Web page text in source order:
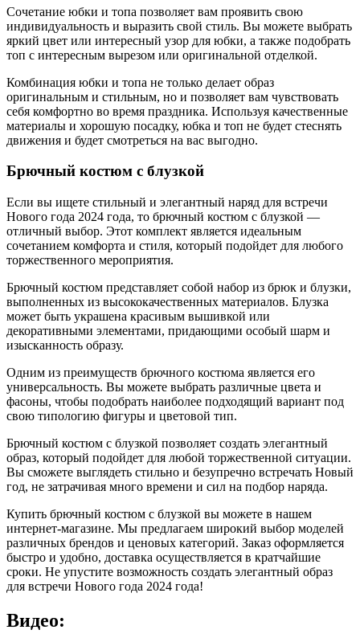
Сочетание юбки и топа позволяет вам проявить свою
индивидуальность и выразить свой стиль. Вы можете выбрать
яркий цвет или интересный узор для юбки, а также подобрать
топ с интересным вырезом или оригинальной отделкой.
Комбинация юбки и топа не только делает образ
оригинальным и стильным, но и позволяет вам чувствовать
себя комфортно во время праздника. Используя качественные
материалы и хорошую посадку, юбка и топ не будет стеснять
движения и будет смотреться на вас выгодно.
Брючный костюм с блузкой
Если вы ищете стильный и элегантный наряд для встречи
Нового года 2024 года, то брючный костюм с блузкой —
отличный выбор. Этот комплект является идеальным
сочетанием комфорта и стиля, который подойдет для любого
торжественного мероприятия.
Брючный костюм представляет собой набор из брюк и блузки,
выполненных из высококачественных материалов. Блузка
может быть украшена красивым вышивкой или
декоративными элементами, придающими особый шарм и
изысканность образу.
Одним из преимуществ брючного костюма является его
универсальность. Вы можете выбрать различные цвета и
фасоны, чтобы подобрать наиболее подходящий вариант под
свою типологию фигуры и цветовой тип.
Брючный костюм с блузкой позволяет создать элегантный
образ, который подойдет для любой торжественной ситуации.
Вы сможете выглядеть стильно и безупречно встречать Новый
год, не затрачивая много времени и сил на подбор наряда.
Купить брючный костюм с блузкой вы можете в нашем
интернет-магазине. Мы предлагаем широкий выбор моделей
различных брендов и ценовых категорий. Заказ оформляется
быстро и удобно, доставка осуществляется в кратчайшие
сроки. Не упустите возможность создать элегантный образ
для встречи Нового года 2024 года!
Видео: